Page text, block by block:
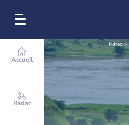
Accueil
Radar
Météo